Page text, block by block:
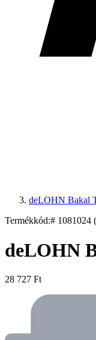
deLOHN Bakal
Termékkód:# 1081024
deLOHN
28 727 Ft